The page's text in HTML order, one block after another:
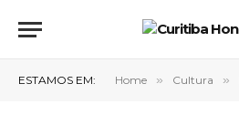
ESTAMOS EM: Home » Cultura »